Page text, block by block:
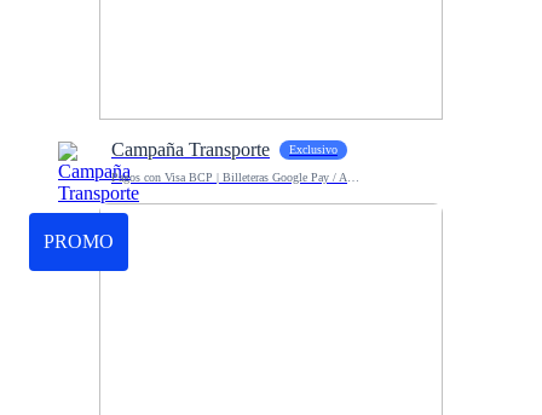
Campaña Transporte Exclusivo
PROMO